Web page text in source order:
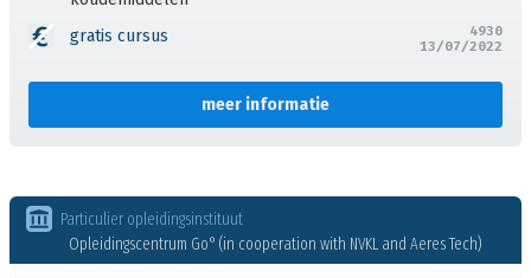
gratis cursus
meer informatie
4930
13/07/2022
Opleidingscentrum Go° (in cooperation with NVKL and Aeres Tech)
Particulier opleidingsinstituut